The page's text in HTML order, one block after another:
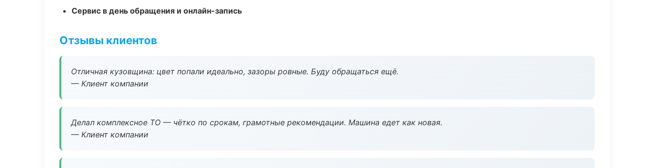
Сервис в день обращения и онлайн-запись
Отзывы клиентов
Отличная кузовщина: цвет попали идеально, зазоры ровные. Буду обращаться ещё.
— Клиент компании
Делал комплексное ТО — чётко по срокам, грамотные рекомендации. Машина едет как новая.
— Клиент компании